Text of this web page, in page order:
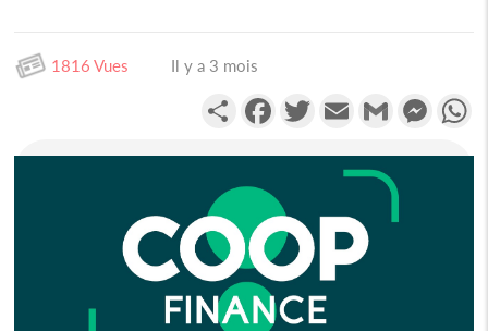
1816 Vues Il y a 3 mois
PartagerFacebookTwitterEmail Gmail